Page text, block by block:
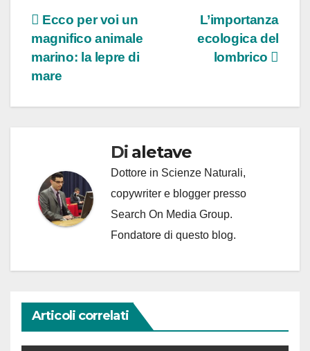
Navigazione
articoli
L’importanza
ecologica del
lombrico
Ecco per voi un
magnifico animale
marino: la lepre di
mare
Di aletave
Dottore in Scienze Naturali,
copywriter e blogger presso
Search On Media Group.
Fondatore di questo blog.
Articoli correlati